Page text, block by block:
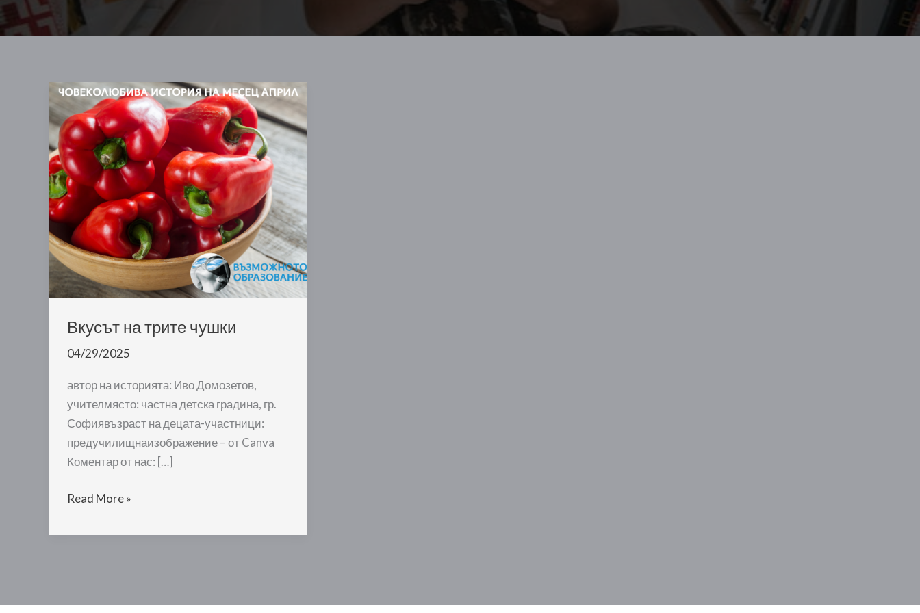
Вкусът на трите чушки
04/29/2025
автор на историята: Иво Домозетов,
учителмясто: частна детска градина, гр.
Софиявъзраст на децата-участници:
предучилищнаизображение – от Canva
Коментар от нас: […]
Вкусът
трите
Read More »